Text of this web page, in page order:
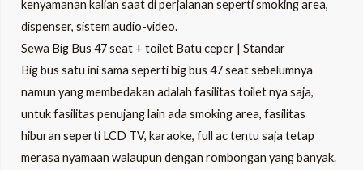
kenyamanan kalian saat di perjalanan seperti smoking area,
dispenser, sistem audio-video.
Sewa Big Bus 47 seat + toilet Batu ceper | Standar
Big bus satu ini sama seperti big bus 47 seat sebelumnya
namun yang membedakan adalah fasilitas toilet nya saja,
untuk fasilitas penujang lain ada smoking area, fasilitas
hiburan seperti LCD TV, karaoke, full ac tentu saja tetap
merasa nyamaan walaupun dengan rombongan yang banyak.